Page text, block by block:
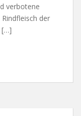
verbotene
der
[…]